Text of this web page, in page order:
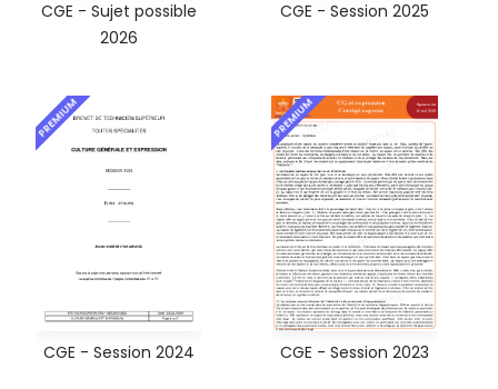
CGE - Sujet possible
2026
CGE - Session 2025
PREMIUM
CGE - Session 2024
PREMIUM
CGE - Session 2023